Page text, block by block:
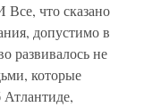
что сказано
допустимо в
развивалось не
которые